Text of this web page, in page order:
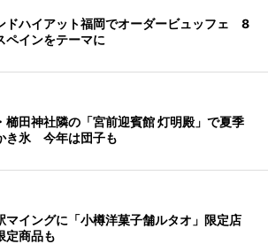
ドハイアット福岡でオーダービュッフェ 8
ペインをテーマに
櫛田神社隣の「宮前迎賓館 灯明殿」で夏季
き氷 今年は団子も
マイングに「小樽洋菓子舗ルタオ」限定店
定商品も